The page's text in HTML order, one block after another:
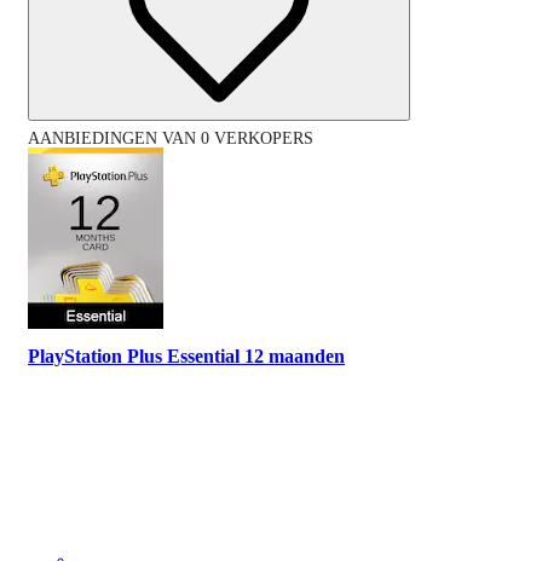
AANBIEDINGEN VAN 0 VERKOPERS
PlayStation Plus Essential 12 maanden